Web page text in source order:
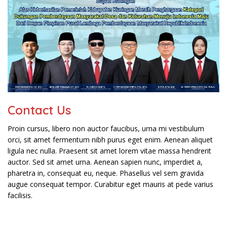
Contact Us
Proin cursus, libero non auctor faucibus, urna mi vestibulum
orci, sit amet fermentum nibh purus eget enim. Aenean aliquet
ligula nec nulla. Praesent sit amet lorem vitae massa hendrerit
auctor. Sed sit amet urna. Aenean sapien nunc, imperdiet a,
pharetra in, consequat eu, neque. Phasellus vel sem gravida
augue consequat tempor. Curabitur eget mauris at pede varius
facilisis.